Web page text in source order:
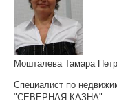
Мошталева Тамара
Специалист по
"СЕВЕРНАЯ КАЗНА"